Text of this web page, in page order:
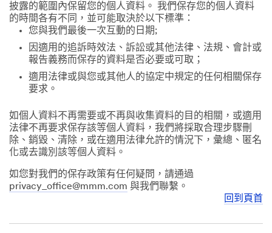
披露的範圍內保留您的個人資料。 我們保存您的個人資料
的時間各有不同，並可能取決於以下標準：
您與我們最後一次互動的日期;
因適用的追訴時效法、訴訟或其他法律、法規、會計或
報告義務而保存的資料是否必要或可取；
適用法律或與您或其他人的協定中規定的任何相關保存
要求。
如個人資料不再需要或不再與收集資料的目的相關，或適用
法律不再要求保存該等個人資料，我們將採取合理步驟刪
除、銷毀、清除，或在適用法律允許的情況下，彙總、匿名
化或去識別該等個人資料。
如您對我們的保存政策有任何疑問，請通過
privacy_office@mmm.com 與我們聯繫。
回到頁首